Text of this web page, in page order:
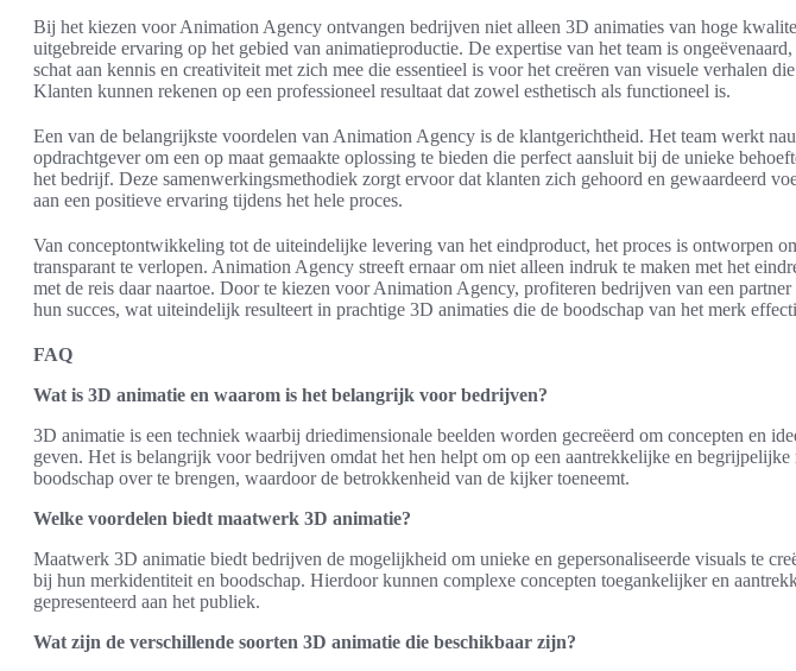
Bij het kiezen voor Animation Agency ontvangen bedrijven niet alleen 3D animaties van hoge
uitgebreide ervaring op het gebied van animatieproductie. De expertise van het team is ongeëvenaard,
schat aan kennis en creativiteit met zich mee die essentieel is voor het creëren van visuele verhalen
Klanten kunnen rekenen op een professioneel resultaat dat zowel esthetisch als functioneel is.
Een van de belangrijkste voordelen van Animation Agency is de klantgerichtheid. Het team werkt
opdrachtgever om een op maat gemaakte oplossing te bieden die perfect aansluit bij de unieke
het bedrijf. Deze samenwerkingsmethodiek zorgt ervoor dat klanten zich gehoord en gewaardeerd
aan een positieve ervaring tijdens het hele proces.
Van conceptontwikkeling tot de uiteindelijke levering van het eindproduct, het proces is ontworpen
transparant te verlopen. Animation Agency streeft ernaar om niet alleen indruk te maken met het
met de reis daar naartoe. Door te kiezen voor Animation Agency, profiteren bedrijven van een
hun succes, wat uiteindelijk resulteert in prachtige 3D animaties die de boodschap van het merk
FAQ
Wat is 3D animatie en waarom is het belangrijk voor bedrijven?
3D animatie is een techniek waarbij driedimensionale beelden worden gecreëerd om concepten en
geven. Het is belangrijk voor bedrijven omdat het hen helpt om op een aantrekkelijke en begrijpelijke
boodschap over te brengen, waardoor de betrokkenheid van de kijker toeneemt.
Welke voordelen biedt maatwerk 3D animatie?
Maatwerk 3D animatie biedt bedrijven de mogelijkheid om unieke en gepersonaliseerde visuals te
bij hun merkidentiteit en boodschap. Hierdoor kunnen complexe concepten toegankelijker en
gepresenteerd aan het publiek.
Wat zijn de verschillende soorten 3D animatie die beschikbaar zijn?